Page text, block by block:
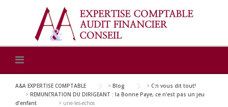
A&A EXPERTISE COMPTABLE > Blog > On vous dit tout!
> REMUNERATION DU DIRIGEANT : la Bonne Paye, ce n’est pas un jeu
d’enfant
> une-les-echos